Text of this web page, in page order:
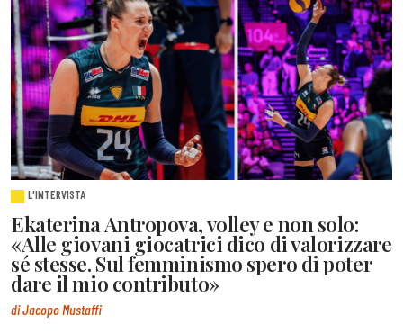
L'INTERVISTA
Ekaterina Antropova, volley e non solo:
«Alle giovani giocatrici dico di valorizzare
sé stesse. Sul femminismo spero di poter
dare il mio contributo»
di Jacopo Mustaffi